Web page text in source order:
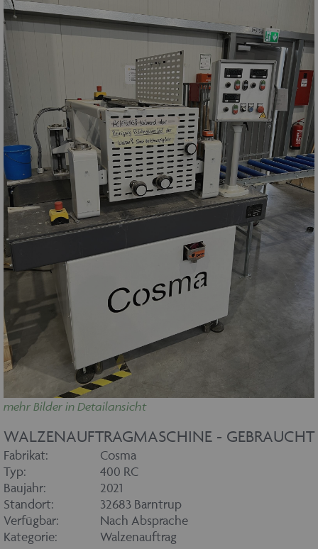
mehr Bilder in Detailansicht
WALZENAUFTRAGMASCHINE - GEBRAUCHT
Fabrikat:
Cosma
Typ:
400 RC
Baujahr:
2021
Standort:
32683 Barntrup
Verfügbar:
Nach Absprache
Kategorie:
Walzenauftrag